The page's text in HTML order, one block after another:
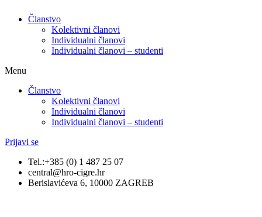
Članstvo
Kolektivni članovi
Individualni članovi
Individualni članovi – studenti
Menu
Članstvo
Kolektivni članovi
Individualni članovi
Individualni članovi – studenti
Prijavi se
Tel.:+385 (0) 1 487 25 07
central@hro-cigre.hr
Berislavićeva 6, 10000 ZAGREB